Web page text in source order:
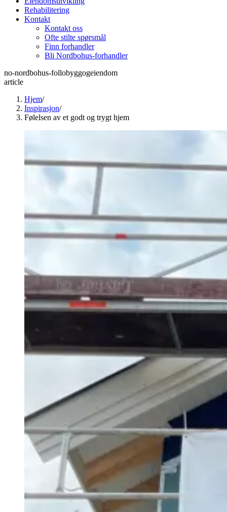
Rehabilitering
Kontakt
Kontakt oss
Ofte stilte spørsmål
Finn forhandler
Bli Nordbohus-forhandler
no-nordbohus-follobyggogeiendom
article
Hjem/
Inspirasjon/
Følelsen av et godt og trygt hjem